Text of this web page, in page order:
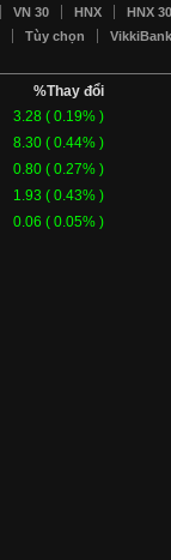
VN 30 HNX
HNX
Tùy chọn
%Thay đổi
3.28 ( 0.19% )
8.30 ( 0.44% )
0.80 ( 0.27% )
1.93 ( 0.43% )
0.06 ( 0.05% )